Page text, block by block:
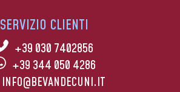
SERVIZIO CLIENTI
+39 030 7402856
+39 344 050 4286
INFO@BEVANDECUNI.IT